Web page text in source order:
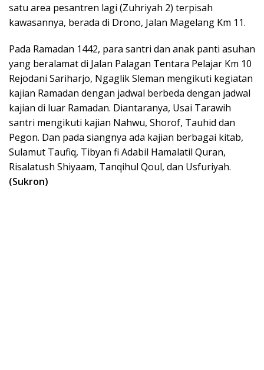
satu area pesantren lagi (Zuhriyah 2) terpisah
kawasannya, berada di Drono, Jalan Magelang Km 11.
Pada Ramadan 1442, para santri dan anak panti asuhan
yang beralamat di Jalan Palagan Tentara Pelajar Km 10
Rejodani Sariharjo, Ngaglik Sleman mengikuti kegiatan
kajian Ramadan dengan jadwal berbeda dengan jadwal
kajian di luar Ramadan. Diantaranya, Usai Tarawih
santri mengikuti kajian Nahwu, Shorof, Tauhid dan
Pegon. Dan pada siangnya ada kajian berbagai kitab,
Sulamut Taufiq, Tibyan fi Adabil Hamalatil Quran,
Risalatush Shiyaam, Tanqihul Qoul, dan Usfuriyah.
(Sukron)